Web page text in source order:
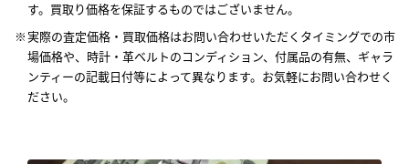
す。買取り価格を保証するものではございません。
実際の査定価格・買取価格はお問い合わせいただくタイミングでの市
場価格や、時計・革ベルトのコンディション、付属品の有無、ギャラ
ンティーの記載日付等によって異なります。お気軽にお問い合わせく
ださい。